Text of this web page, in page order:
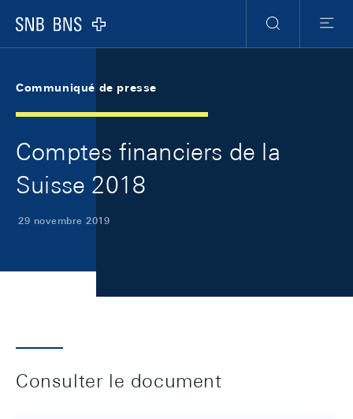
Logo
RechercheMenu
Communiqué de presse
Comptes financiers de la
Suisse 2018
29 novembre 2019
Consulter le document